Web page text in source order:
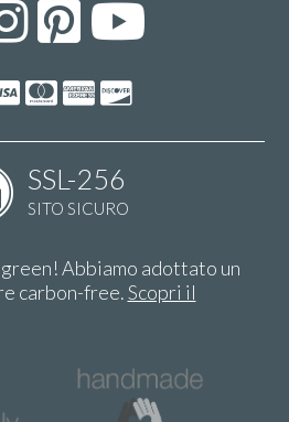
SSL-256
SITO SICURO
Abbiamo adottato un
carbon-free.Scopri il